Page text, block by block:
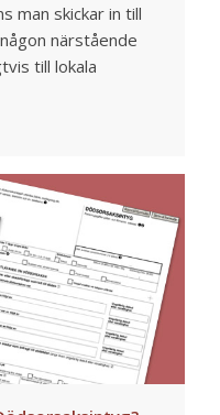
man skickar in till
närstående
till lokala